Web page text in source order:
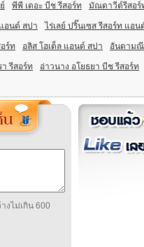
พีพี เดอะ บีช รีสอร์ท มัณดาวีต์รีสอร์
อนด์ สปา ไร่เลย์ ปริ๊นเซส รีสอร์ท แอน
ร์ท อลิส โฮเต็ล แอนด์ สปา อันดามณี
รีสอร์ท อ่าวนาง อโยธยา บีช รีสอร์ท
งไม่เกิน 600